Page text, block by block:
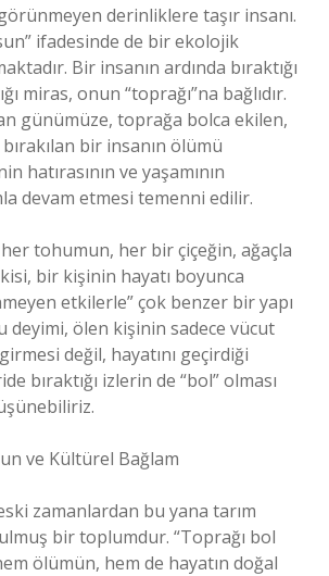
derinliklere taşır insanı.
ifadesinde de bir ekolojik
Bir insanın ardında bıraktığı
miras, onun “toprağı”na bağlıdır.
günümüze, toprağa bolca ekilen,
bir insanın ölümü
hatırasının ve yaşamının
devam etmesi temenni edilir.
tohumun, her bir çiçeğin, ağaçla
bir kişinin hayatı boyunca
etkilerle” çok benzer bir yapı
deyimi, ölen kişinin sadece vücut
değil, hayatını geçirdiği
bıraktığı izlerin de “bol” olması
ve Kültürel Bağlam
zamanlardan bu yana tarım
bir toplumdur. “Toprağı bol
ölümün, hem de hayatın doğal